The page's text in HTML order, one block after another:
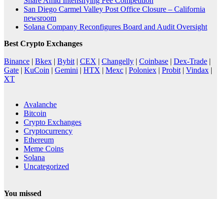
San Diego Carmel Valley Post Office Closure – California
newsroom
Solana Company Reconfigures Board and Audit Oversight
Best Crypto Exchanges
Binance | Bkex | Bybit | CEX | Changelly | Coinbase | Dex-Trade |
Gate | KuCoin | Gemini | HTX | Mexc | Poloniex | Probit | Vindax |
XT
Avalanche
Bitcoin
Crypto Exchanges
Cryptocurrency
Ethereum
Meme Coins
Solana
Uncategorized
You missed